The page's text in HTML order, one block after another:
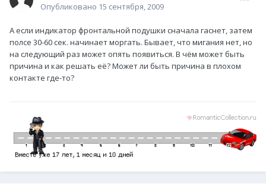
Опубликовано 15 сентября, 2009
А если индикатор фронтальной подушки сначала гаснет, затем
полсе 30-60 сек. начинает моргать. Бывает, что мигания нет, но
на следующий раз может опять появиться. В чём может быть
причина и как решать её? Может ли быть причина в плохом
контакте где-то?